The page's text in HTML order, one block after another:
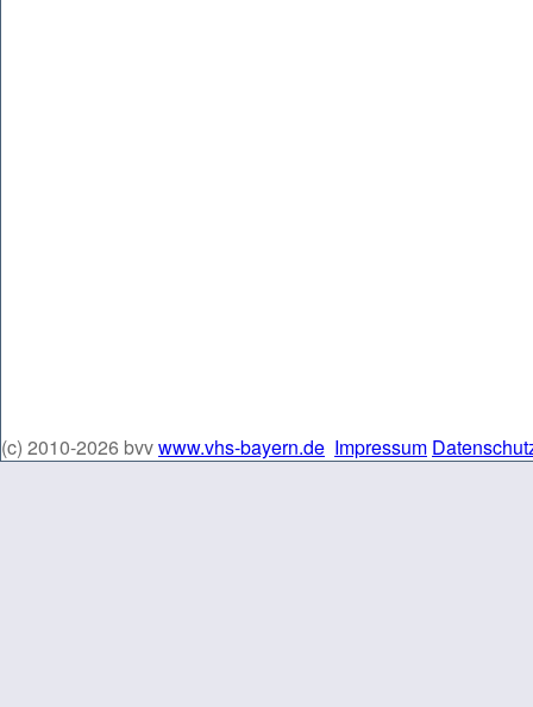
(c) 2010-2026 bvvwww.vhs-bayern.de Impressum